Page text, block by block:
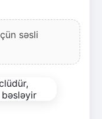
səsli